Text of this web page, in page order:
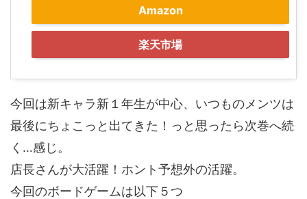
Amazon
楽天市場
今回は新キャラ新１年生が中心、いつものメンツは
最後にちょこっと出てきた！っと思ったら次巻へ続
く…感じ。
店長さんが大活躍！ホント予想外の活躍。
今回のボードゲームは以下５つ